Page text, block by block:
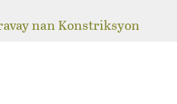
nan Konstriksyon